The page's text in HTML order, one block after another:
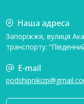
Наша адреса
Запоріжжя, вулиця
транспорту:
E-mail